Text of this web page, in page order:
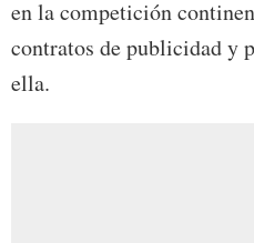
en la competición
contratos de publicidad y
ella.